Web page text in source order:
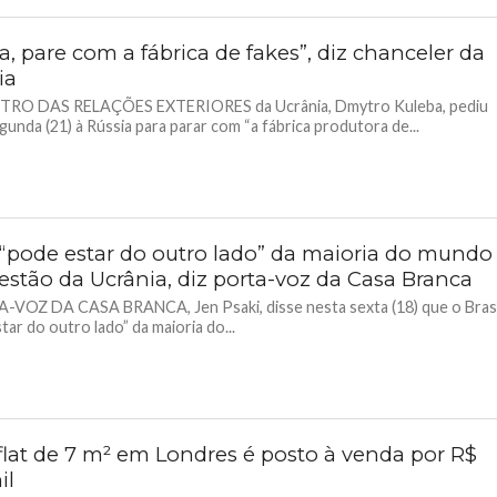
pare com a fábrica de fakes”, diz chanceler da
DAS RELAÇÕES EXTERIORES da Ucrânia, Dmytro Kuleba, pediu
(21) à Rússia para parar com “a fábrica produtora de...
estar do outro lado” da maioria do mundo
da Ucrânia, diz porta-voz da Casa Branca
VOZ DA CASA BRANCA, Jen Psaki, disse nesta sexta (18) que o
do outro lado” da maioria do...
de 7 m² em Londres é posto à venda por R$